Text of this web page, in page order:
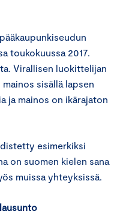
toukokuussa 2017.
Virallisen luokittelijan
sisällä lapsen
ja mainos on ikärajaton
esimerkiksi
on suomen kielen sana
muissa yhteyksissä.